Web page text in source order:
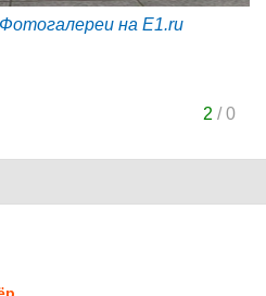
на E1.ru
2 /0